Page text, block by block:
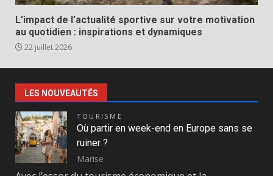
L’impact de l’actualité sportive sur votre motivation
au quotidien : inspirations et dynamiques
22 juillet 2026
LES NOUVEAUTÉS
TOURISME
Où partir en week-end en Europe sans se
ruiner ?
Marise